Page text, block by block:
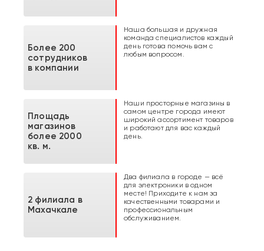
Более 200
сотрудников
в компании
Наша большая и дружная
команда специалистов каждый
день готова помочь вам с
любым вопросом.
Площадь
магазинов
более 2000
кв. м.
Наши просторные магазины в
самом центре города имеют
широкий ассортимент товаров
и работают для вас каждый
день.
2 филиала в
Махачкале
Два филиала в городе — всё
для электроники в одном
месте! Приходите к нам за
качественными товарами и
профессиональным
обслуживанием.